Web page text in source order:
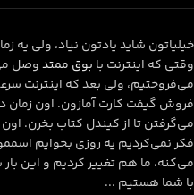
خیلیاتون شاید یادتون نیاد، ولی یه
وقتی که اینترنت با بوق ممتدوصل
می‌فروختیم، ولی بعد که اینترنت
فروش گیفت کارت آمازون. اون زمان
می‌گرفتن تا از کیندل کتاب بخرن.
فکر نمی‌کردیم یه روزی بخوایم
با شما هستیم ...